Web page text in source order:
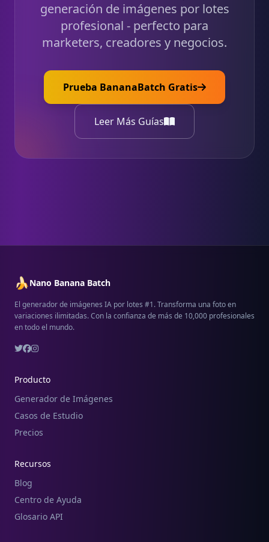
generación de imágenes por lotes
profesional - perfecto para
marketers, creadores y negocios.
Prueba BananaBatch Gratis
Leer Más Guías
🍌Nano Banana Batch
El generador de imágenes IA por lotes #1. Transforma una foto en
variaciones ilimitadas. Con la confianza de más de 10,000 profesionales
en todo el mundo.
Producto
Generador de Imágenes
Casos de Estudio
Precios
Recursos
Blog
Centro de Ayuda
Glosario API